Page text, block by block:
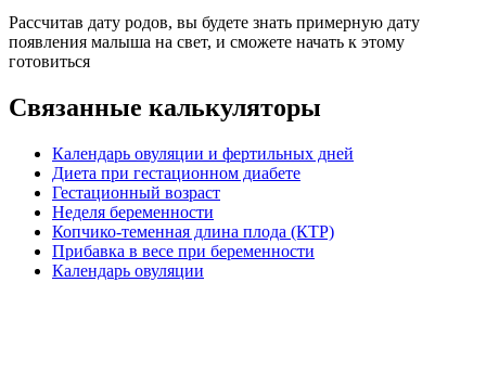
Рассчитав дату родов, вы будете знать примерную дату
появления малыша на свет, и сможете начать к этому
готовиться
Связанные калькуляторы
Календарь овуляции и фертильных дней
Диета при гестационном диабете
Гестационный возраст
Неделя беременности
Копчико-теменная длина плода (КТР)
Прибавка в весе при беременности
Календарь овуляции